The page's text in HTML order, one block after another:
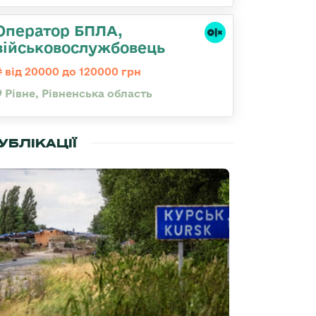
БПЛА,
від 20000 до 120000 грн
Рівне, Рівненська область